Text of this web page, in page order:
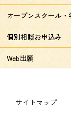
オープンスクール
個別相談お申込み
Web出願
サイトマップ